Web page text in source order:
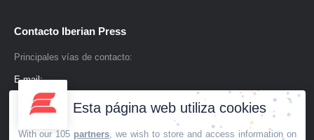
Contacto Iberian Press
Principales vías de contacto:
E-mail:
info@iberianpress.es
Esta página web utiliza cookies
With our 105 partners , we wish to store and access information on